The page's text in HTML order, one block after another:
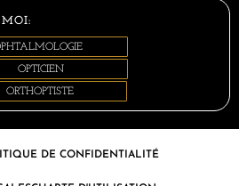
MOI:
OPTICIEN
ORTHOPTISTE
DE CONFIDENTIALITÉ